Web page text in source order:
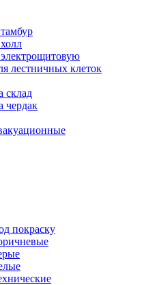
лестничных клеток
склад
чердак
покраску